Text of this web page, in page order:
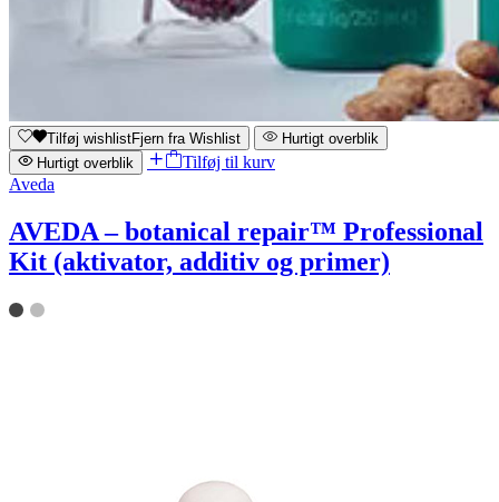
Tilføj wishlistFjern fra Wishlist
Hurtigt overblik
Hurtigt overblik
Tilføj til kurv
Aveda
AVEDA – botanical repair™ Professional
Kit (aktivator, additiv og primer)